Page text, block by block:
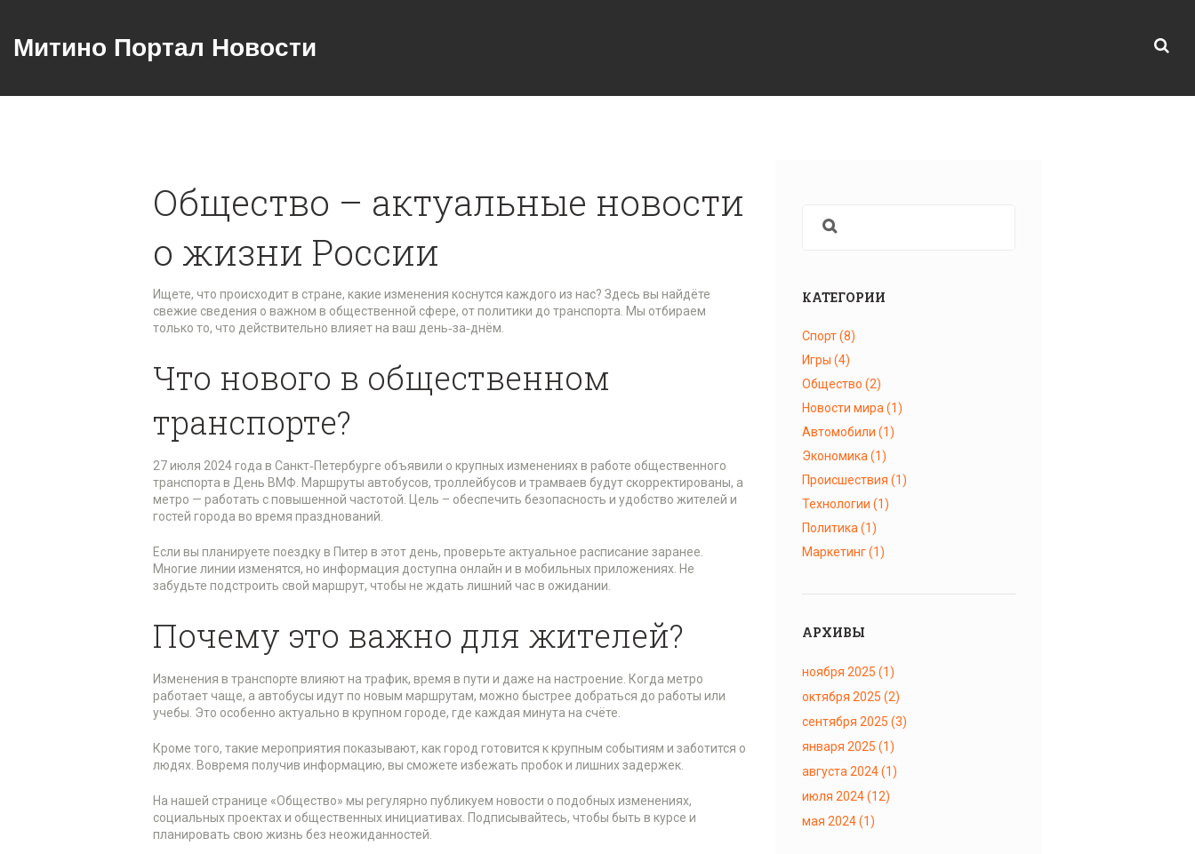
Митино Портал Новости
Общество – актуальные новости
о жизни России
Ищете, что происходит в стране, какие изменения коснутся каждого из нас? Здесь вы найдёте
свежие сведения о важном в общественной сфере, от политики до транспорта. Мы отбираем
только то, что действительно влияет на ваш день‑за‑днём.
Что нового в общественном
транспорте?
27 июля 2024 года в Санкт‑Петербурге объявили о крупных изменениях в работе общественного
транспорта в День ВМФ. Маршруты автобусов, троллейбусов и трамваев будут скорректированы, а
метро — работать с повышенной частотой. Цель – обеспечить безопасность и удобство жителей и
гостей города во время празднований.
Если вы планируете поездку в Питер в этот день, проверьте актуальное расписание заранее.
Многие линии изменятся, но информация доступна онлайн и в мобильных приложениях. Не
забудьте подстроить свой маршрут, чтобы не ждать лишний час в ожидании.
Почему это важно для жителей?
Изменения в транспорте влияют на трафик, время в пути и даже на настроение. Когда метро
работает чаще, а автобусы идут по новым маршрутам, можно быстрее добраться до работы или
учебы. Это особенно актуально в крупном городе, где каждая минута на счёте.
Кроме того, такие мероприятия показывают, как город готовится к крупным событиям и заботится о
людях. Вовремя получив информацию, вы сможете избежать пробок и лишних задержек.
На нашей странице «Общество» мы регулярно публикуем новости о подобных изменениях,
социальных проектах и общественных инициативах. Подписывайтесь, чтобы быть в курсе и
планировать свою жизнь без неожиданностей.
КАТЕГОРИИ
Спорт(8)
Игры (4)
Общество (2)
Новости мира (1)
Автомобили (1)
Экономика (1)
Происшествия (1)
Технологии (1)
Политика (1)
Маркетинг(1)
АРХИВЫ
ноября 2025 (1)
октября 2025 (2)
сентября 2025 (3)
января 2025 (1)
августа 2024(1)
июля 2024(12)
мая 2024(1)